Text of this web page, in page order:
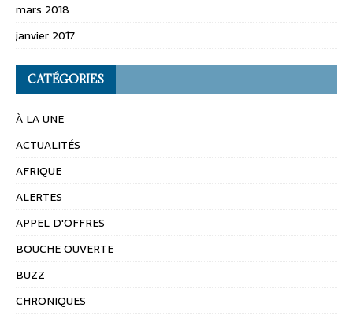
mars 2018
janvier 2017
CATÉGORIES
À LA UNE
ACTUALITÉS
AFRIQUE
ALERTES
APPEL D'OFFRES
BOUCHE OUVERTE
BUZZ
CHRONIQUES